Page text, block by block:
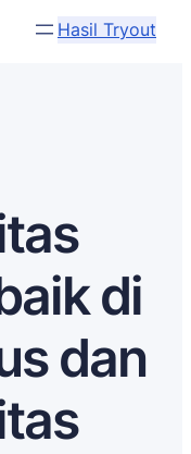
Hasil Tryout
di
dan